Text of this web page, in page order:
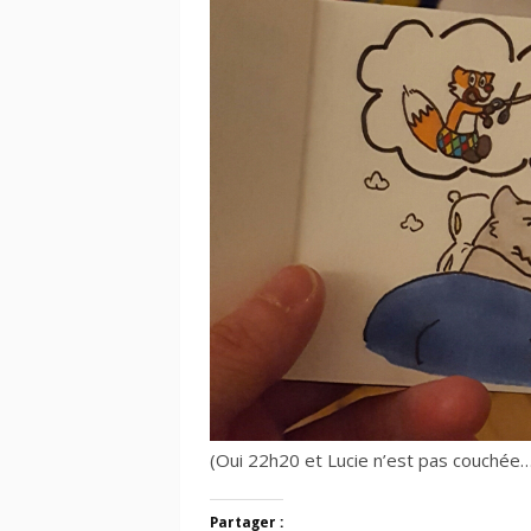
(Oui 22h20 et Lucie n’est pas
Partager :